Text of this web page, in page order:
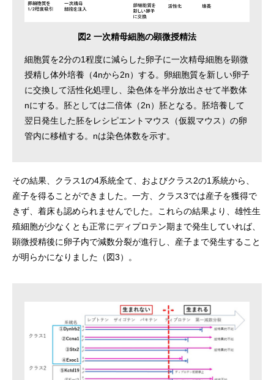
図2 一次精母細胞の顕微授精法
細胞質を2分の1程度に減らした卵子に一次精母細胞を顕微
授精し体外培養（4nから2n）する。卵細胞質を新しい卵子
に交換して活性化処理し、染色体を半分放出させて半数体
nにする。胚としては二倍体（2n）胚となる。胚培養して
翌日発生した胚をレシピエントマウス（仮親マウス）の卵
管内に移植する。nは染色体数を示す。
その結果、クラス1の4系統全て、およびクラス2の1系統から、
産子を得ることができました。一方、クラス3では産子を獲得で
きず、着床も認められませんでした。これらの結果より、雄性生
殖細胞が少なくとも正常にディプロテン期まで発生していれば、
顕微授精後に卵子内で減数分裂が進行し、産子まで発生すること
が明らかになりました（図3）。